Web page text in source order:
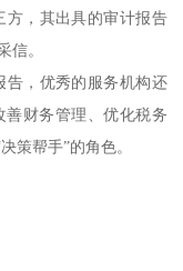
方，其出具的审计报告
信。
告，优秀的服务机构还
财务管理、优化税务
策帮手”的角色。